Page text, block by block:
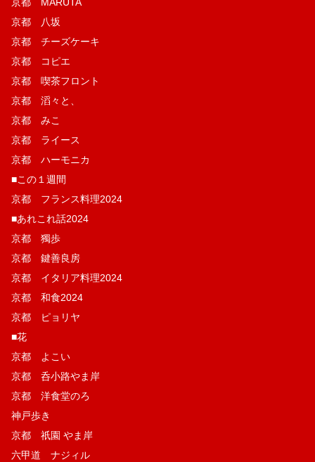
京都 八坂
京都 チーズケーキ
京都 コピエ
京都 喫茶フロント
京都 滔々と、
京都 みこ
京都 ライース
京都 ハーモニカ
■この１週間
京都 フランス料理2024
■あれこれ話2024
京都 獨歩
京都 鍵善良房
京都 イタリア料理2024
京都 和食2024
京都 ピョリヤ
■花
京都 よこい
京都 呑小路やま岸
京都 洋食堂のろ
神戸歩き
京都 祇園 やま岸
六甲道 ナジィル